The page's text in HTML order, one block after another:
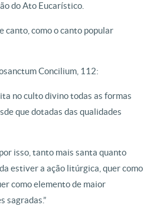
do Ato Eucarístico.
canto, como o canto popular
Concilium, 112:
no culto divino todas as formas
que dotadas das qualidades
isso, tanto mais santa quanto
estiver a ação litúrgica, quer como
como elemento de maior
sagradas.”